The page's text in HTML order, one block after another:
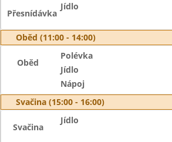
Přesnídávka
Jídlo
Oběd (11:00 - 14:00)
Oběd
Polévka
Jídlo
Nápoj
Svačina (15:00 - 16:00)
Svačina
Jídlo